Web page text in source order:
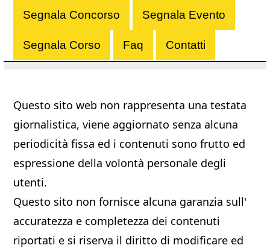
Segnala Concorso Segnala Evento
Segnala Corso Faq Contatti
Questo sito web non rappresenta una testata
giornalistica, viene aggiornato senza alcuna
periodicità fissa ed i contenuti sono frutto ed
espressione della volontà personale degli
utenti.
Questo sito non fornisce alcuna garanzia sull'
accuratezza e completezza dei contenuti
riportati e si riserva il diritto di modificare ed